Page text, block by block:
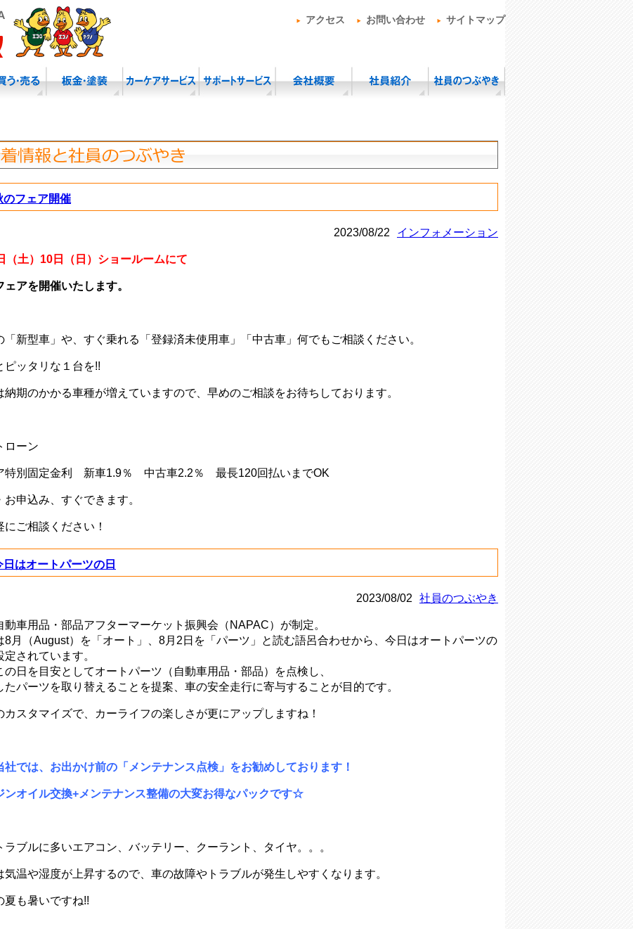
サイトマップ
お問い合わせ
アクセス
のフェア開催
2023/08/22 インフォメーション
（土）10日（日）ショールームにて
ェアを開催いたします。
「新型車」や、すぐ乗れる「登録済未使用車」「中古車」何でもご相談ください。
ピッタリな１台を!!
納期のかかる車種が増えていますので、早めのご相談をお待ちしております。
ローン
特別固定金利 新車1.9％ 中古車2.2％ 最長120回払いまでOK
お申込み、すぐできます。
にご相談ください！
日はオートパーツの日
2023/08/02 社員のつぶやき
動車用品・部品アフターマーケット振興会（NAPAC）が制定。
8月（August）を「オート」、8月2日を「パーツ」と読む語呂合わせから、今日はオートパーツの
定されています。
の日を目安としてオートパーツ（自動車用品・部品）を点検し、
たパーツを取り替えることを提案、車の安全走行に寄与することが目的です。
カスタマイズで、カーライフの楽しさが更にアップしますね！
社では、お出かけ前の「メンテナンス点検」をお勧めしております！
ンオイル交換+メンテナンス整備の大変お得なパックです☆
ラブルに多いエアコン、バッテリー、クーラント、タイヤ。。。
気温や湿度が上昇するので、車の故障やトラブルが発生しやすくなります。
夏も暑いですね!!